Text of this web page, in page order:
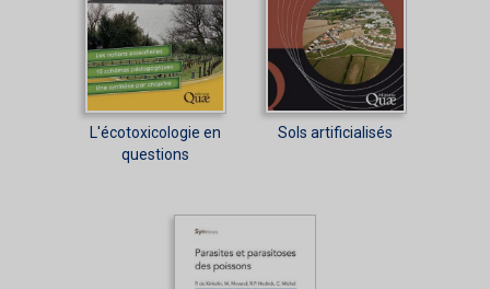
L'écotoxicologie en
questions
Sols artificialisés